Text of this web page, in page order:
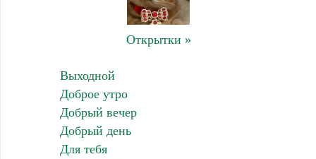
Открытки »
Выходной
Доброе утро
Добрый вечер
Добрый день
Для тебя